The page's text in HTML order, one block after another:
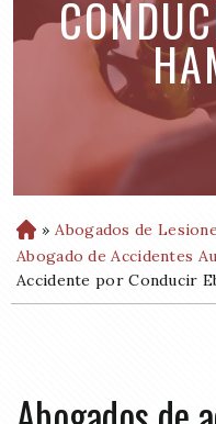
H
o
m
e
» Abogados de
Abogado de Accidentes
Accidente por Conducir